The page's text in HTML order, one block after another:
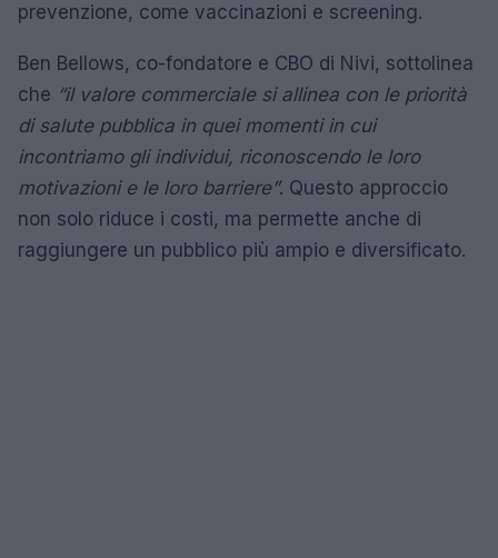
prevenzione, come vaccinazioni e screening.
Ben Bellows, co-fondatore e CBO di Nivi, sottolinea
che “il valore commerciale si allinea con le priorità
di salute pubblica in quei momenti in cui
incontriamo gli individui, riconoscendo le loro
motivazioni e le loro barriere”. Questo approccio
non solo riduce i costi, ma permette anche di
raggiungere un pubblico più ampio e diversificato.